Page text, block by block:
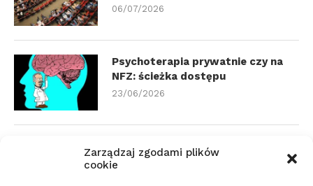
Zarządzaj zgodami plików
cookie
06/07/2026
Psychoterapia prywatnie czy na
NFZ: ścieżka dostępu
23/06/2026
Zmiana biura rachunkowego:
dokumenty i terminy